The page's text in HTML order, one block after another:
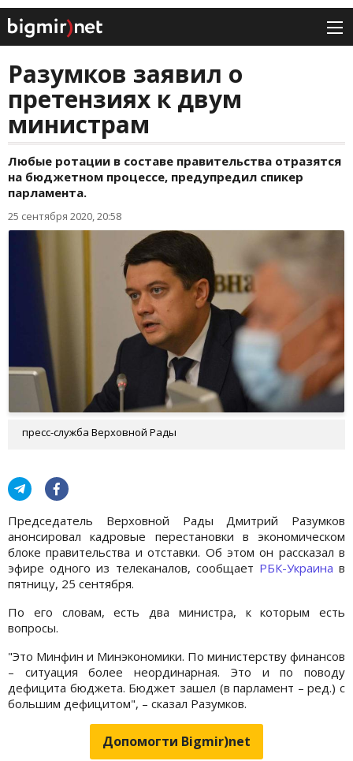
Разумков заявил о
претензиях к двум
министрам
Любые ротации в составе правительства отразятся
на бюджетном процессе, предупредил спикер
парламента.
25 сентября 2020, 20:58
пресс-служба Верховной Рады
Председатель Верховной Рады Дмитрий Разумков
анонсировал кадровые перестановки в экономическом
блоке правительства и отставки. Об этом он рассказал в
эфире одного из телеканалов, сообщает РБК-Украина в
пятницу, 25 сентября.
По его словам, есть два министра, к которым есть
вопросы.
"Это Минфин и Минэкономики. По министерству финансов
– ситуация более неординарная. Это и по поводу
дефицита бюджета. Бюджет зашел (в парламент – ред.) с
большим дефицитом", – сказал Разумков.
Допомогти Bigmir)net